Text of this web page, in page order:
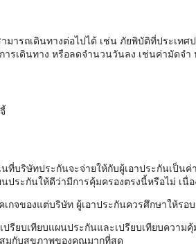
ารถเดินทางต่อไปได้ เช่น ภัยพิบัติที่ประเท
ารเดินทาง หรือลดจำนวนวันลง เช่นค่ามัดจ
ริษัทประกันจะจ่ายให้กับผู้เอาประกันเป็นค่
ระกันให้ดีว่ามีการคุ้มครองตรงนี้หรือไม่ เนื่
จของแต่บริษัท ผู้เอาประกันควรศึกษาให้รอ
ยบเทียบแผนประกันและเปรียบเทียบความ
สมกับสุขภาพของคุณมากที่สุด